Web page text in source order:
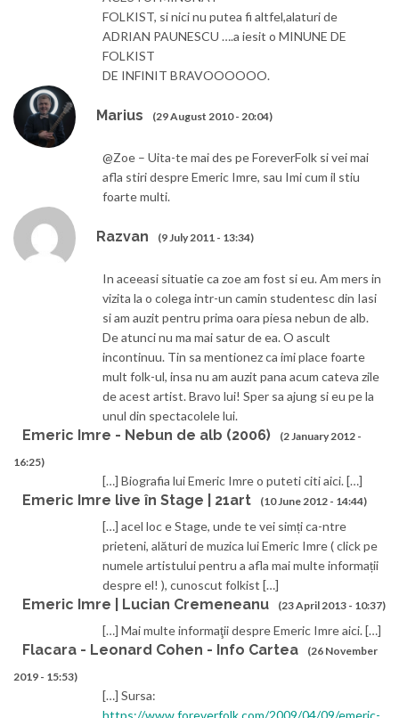
FOLKIST, si nici nu putea fi altfel,alaturi de
ADRIAN PAUNESCU ….a iesit o MINUNE DE
FOLKIST
DE INFINIT BRAVOOOOOO.
Marius (29 August 2010 - 20:04)
@Zoe – Uita-te mai des pe ForeverFolk si vei mai
afla stiri despre Emeric Imre, sau Imi cum il stiu
foarte multi.
Razvan (9 July 2011 - 13:34)
In aceeasi situatie ca zoe am fost si eu. Am mers in
vizita la o colega intr-un camin studentesc din Iasi
si am auzit pentru prima oara piesa nebun de alb.
De atunci nu ma mai satur de ea. O ascult
incontinuu. Tin sa mentionez ca imi place foarte
mult folk-ul, insa nu am auzit pana acum cateva zile
de acest artist. Bravo lui! Sper sa ajung si eu pe la
unul din spectacolele lui.
Emeric Imre - Nebun de alb (2006)
(2 January 2012 -
16:25)
[…] Biografia lui Emeric Imre o puteti citi aici. […]
Emeric Imre live în Stage | 21art (10 June 2012 - 14:44)
[…] acel loc e Stage, unde te vei simți ca-ntre
prieteni, alături de muzica lui Emeric Imre ( click pe
numele artistului pentru a afla mai multe informații
despre el! ), cunoscut folkist […]
Emeric Imre | Lucian Cremeneanu (23 April 2013 - 10:37)
[…] Mai multe informaţii despre Emeric Imre aici. […]
Flacara - Leonard Cohen - Info Cartea
(26 November
2019 - 15:53)
[…] Sursa: